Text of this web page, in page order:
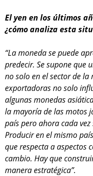
El yen en los últimos
¿cómo analiza esta
“La moneda se puede
predecir. Se supone que
no solo en el sector de la
exportadoras no solo
algunas monedas
la mayoría de las motos
país pero ahora cada
Producir en el mismo
que respecta a aspectos
cambio. Hay que
manera estratégica”.